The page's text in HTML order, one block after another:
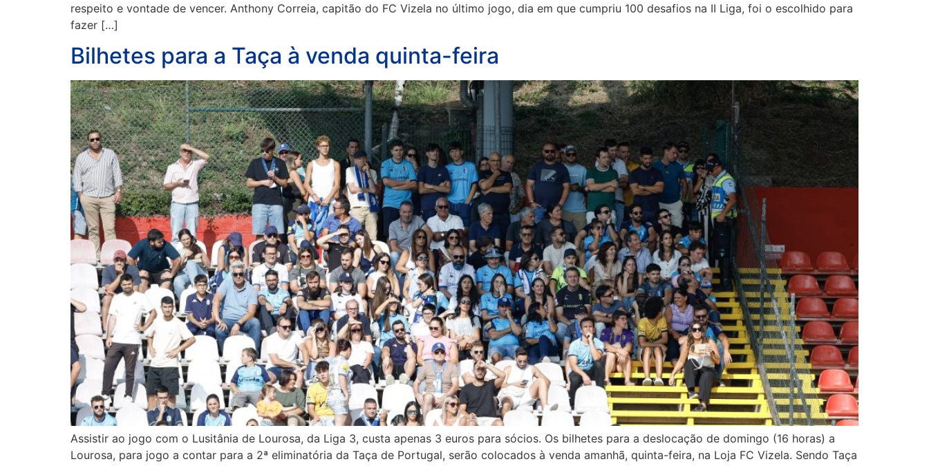
respeito e vontade de vencer. Anthony Correia, capitão do FC Vizela no último jogo, dia em que cumpriu 100 desafios na II Liga, foi o escolhido para
fazer […]
Bilhetes para a Taça à venda quinta-feira
Assistir ao jogo com o Lusitânia de Lourosa, da Liga 3, custa apenas 3 euros para sócios. Os bilhetes para a deslocação de domingo (16 horas) a
Lourosa, para jogo a contar para a 2ª eliminatória da Taça de Portugal, serão colocados à venda amanhã, quinta-feira, na Loja FC Vizela. Sendo Taça